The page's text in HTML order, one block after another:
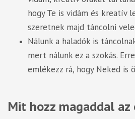
hogy Te is vidám és kreatív
szeretnek majd táncolni
Nálunk a haladók is
mert nálunk ez a szokás.
emlékezz rá, hogy Neked is
Mit hozz magaddal az